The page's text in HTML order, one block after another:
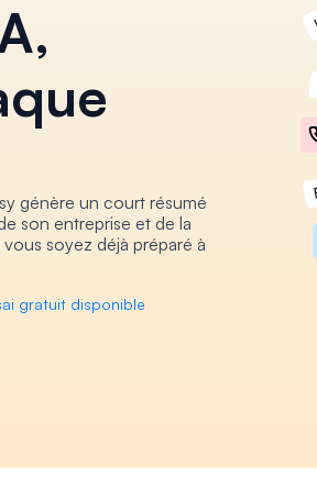
génère un court résumé
son entreprise et de la
soyez déjà préparé à
gratuit disponible